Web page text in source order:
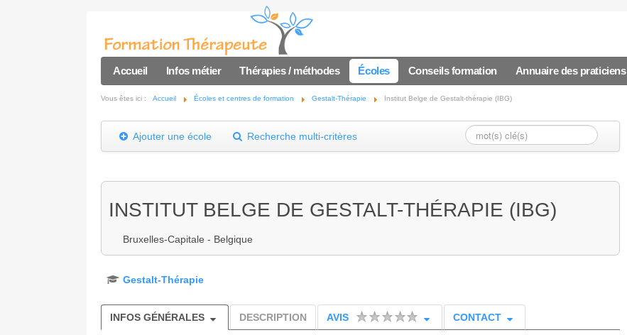
Accueil Infos métier Thérapies / méthodes Écoles Conseils formation Annuaire des praticiens
Vous êtes ici : Accueil Écoles et centres de formation Gestalt-Thérapie Institut Belge de Gestalt-thérapie (IBG)
Ajouter une école Recherche multi-critères
INSTITUT BELGE DE GESTALT-THÉRAPIE (IBG)
Bruxelles-Capitale - Belgique
Gestalt-Thérapie
INFOS GÉNÉRALES DESCRIPTION AVIS CONTACT